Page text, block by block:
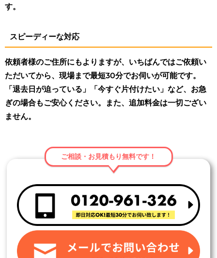
す。
スピーディーな対応
依頼者様のご住所にもよりますが、いちばんではご依頼い
ただいてから、現場まで最短30分でお伺いが可能です。
「退去日が迫っている」「今すぐ片付けたい」など、お急
ぎの場合もご安心ください。また、追加料金は一切ござい
ません。
ご相談・お見積もり無料です！